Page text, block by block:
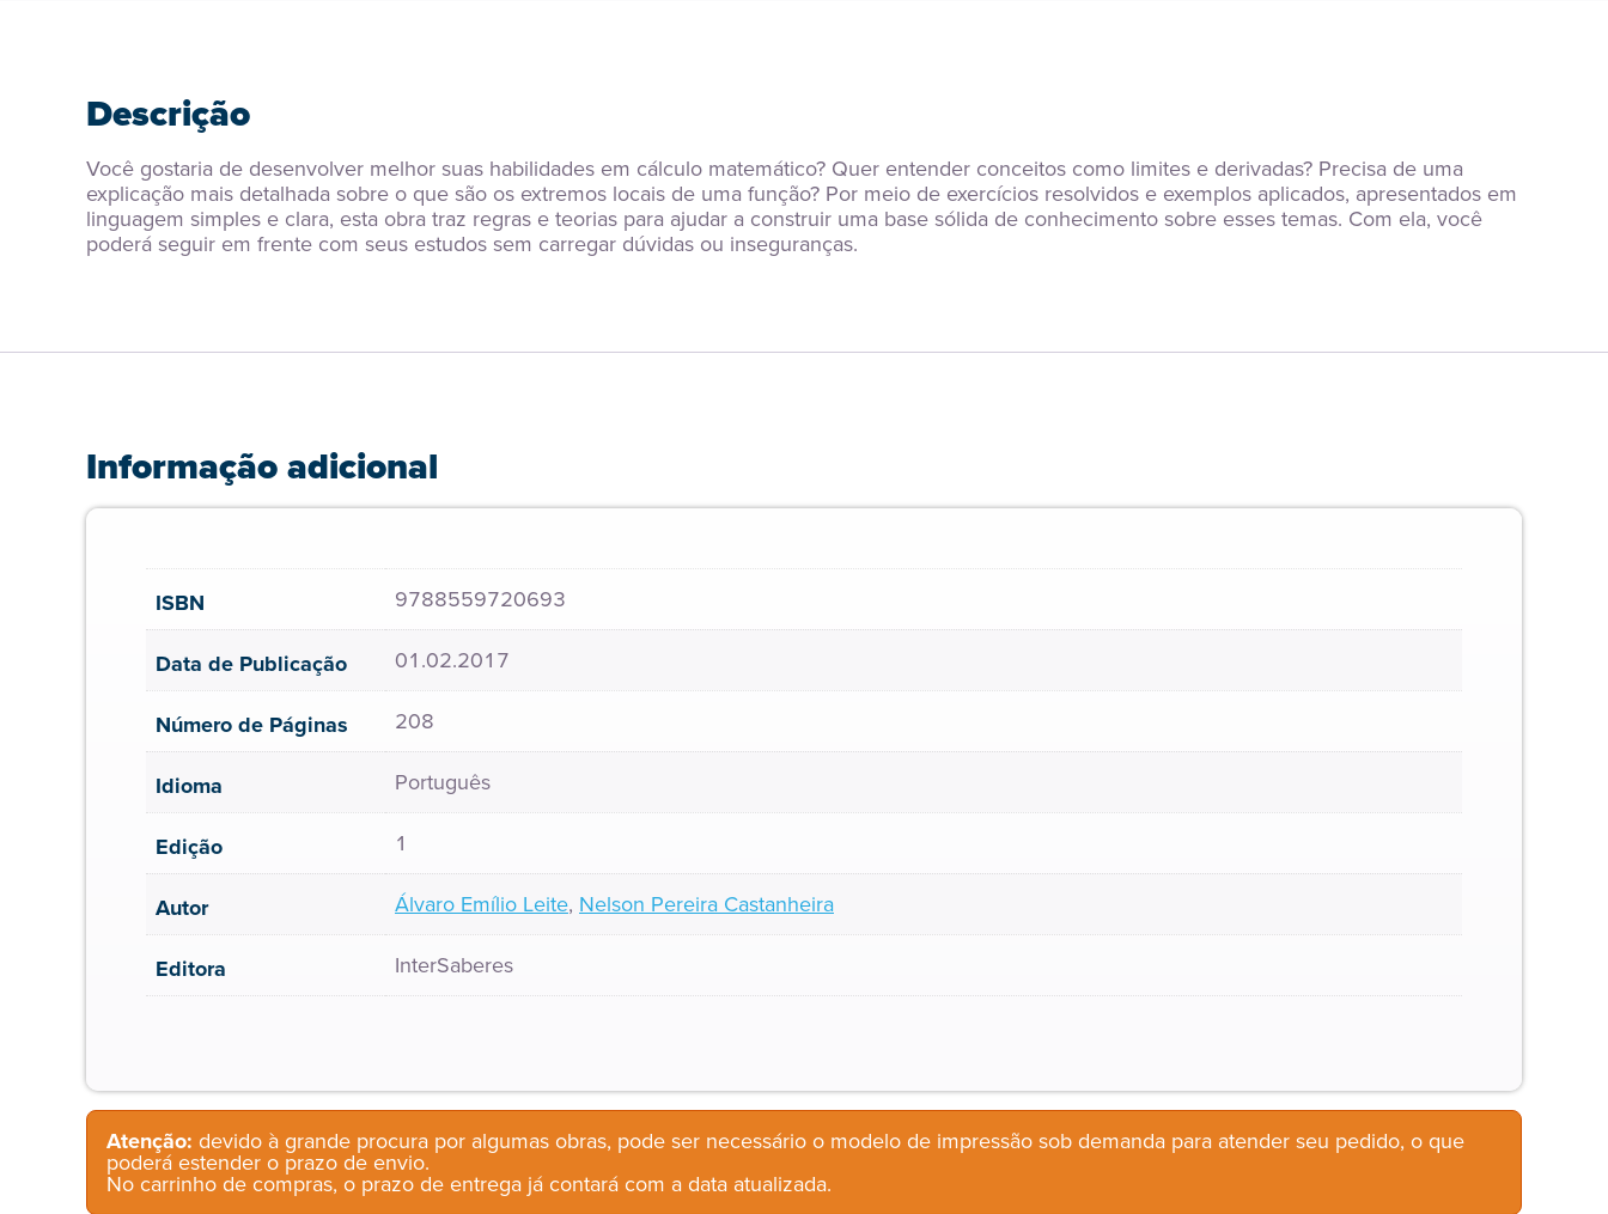
Descrição
Você gostaria de desenvolver melhor suas habilidades em cálculo matemático? Quer entender conceitos como limites e derivadas? Precisa de uma
explicação mais detalhada sobre o que são os extremos locais de uma função? Por meio de exercícios resolvidos e exemplos aplicados, apresentados em
linguagem simples e clara, esta obra traz regras e teorias para ajudar a construir uma base sólida de conhecimento sobre esses temas. Com ela, você
poderá seguir em frente com seus estudos sem carregar dúvidas ou inseguranças.
Informação adicional
ISBN 9788559720693
Data de Publicação 01.02.2017
Número de Páginas 208
Idioma Português
Edição 1
Autor Álvaro Emílio Leite, Nelson Pereira Castanheira
Editora InterSaberes
Atenção: devido à grande procura por algumas obras, pode ser necessário o modelo de impressão sob demanda para atender seu pedido, o que
poderá estender o prazo de envio.
No carrinho de compras, o prazo de entrega já contará com a data atualizada.